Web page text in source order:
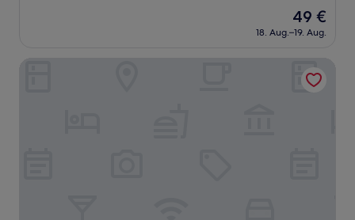
Bewertungen)
Der
Preis
beträgt
49 €
18. Aug.–19. Aug.